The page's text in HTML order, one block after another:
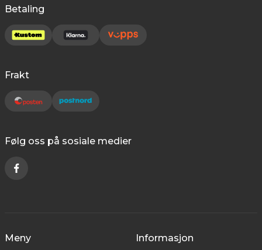
Betaling
Frakt
Følg oss på sosiale medier
Meny Informasjon